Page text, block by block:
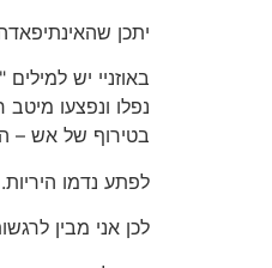
יתכן
נפלו ונפצעו
בטירוף של אש –
לפתע נדמו
לכן אני מבין